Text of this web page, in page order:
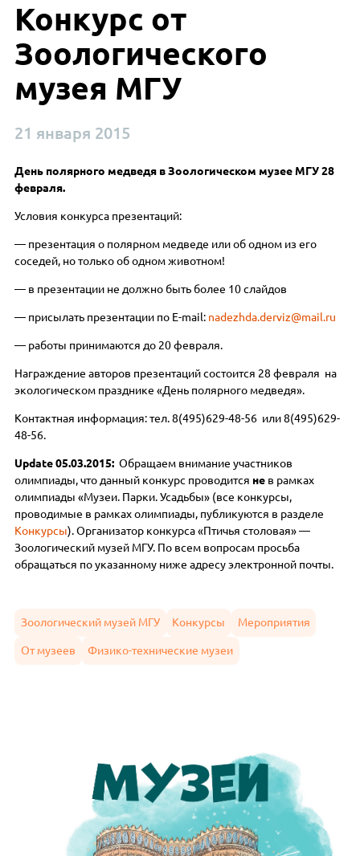
Конкурс от
Зоологического
музея МГУ
21 января 2015
День полярного медведя в Зоологическом музее МГУ28
февраля.
Условия конкурса презентаций:
— презентация о полярном медведе или об одном из его
соседей, но только об одном животном!
— в презентации не должно быть более 10 слайдов
— присылать презентации по E-mail: nadezhda.derviz@mail.ru
— работы принимаются до 20 февраля.
Награждение авторов презентаций состоится 28 февраля на
экологическом празднике «День полярного медведя».
Контактная информация: тел. 8(495)629-48-56 или 8(495)629-
48-56.
Update 05.03.2015: Обращаем внимание участников
олимпиады, что данный конкурс проводится не в рамках
олимпиады «Музеи. Парки. Усадьбы» (все конкурсы,
проводимые в рамках олимпиады, публикуются в разделе
Конкурсы). Организатор конкурса «Птичья столовая» —
Зоологический музей МГУ. По всем вопросам просьба
обращаться по указанному ниже адресу электронной почты.
Зоологический музей МГУ Конкурсы Мероприятия
От музеев Физико-технические музеи